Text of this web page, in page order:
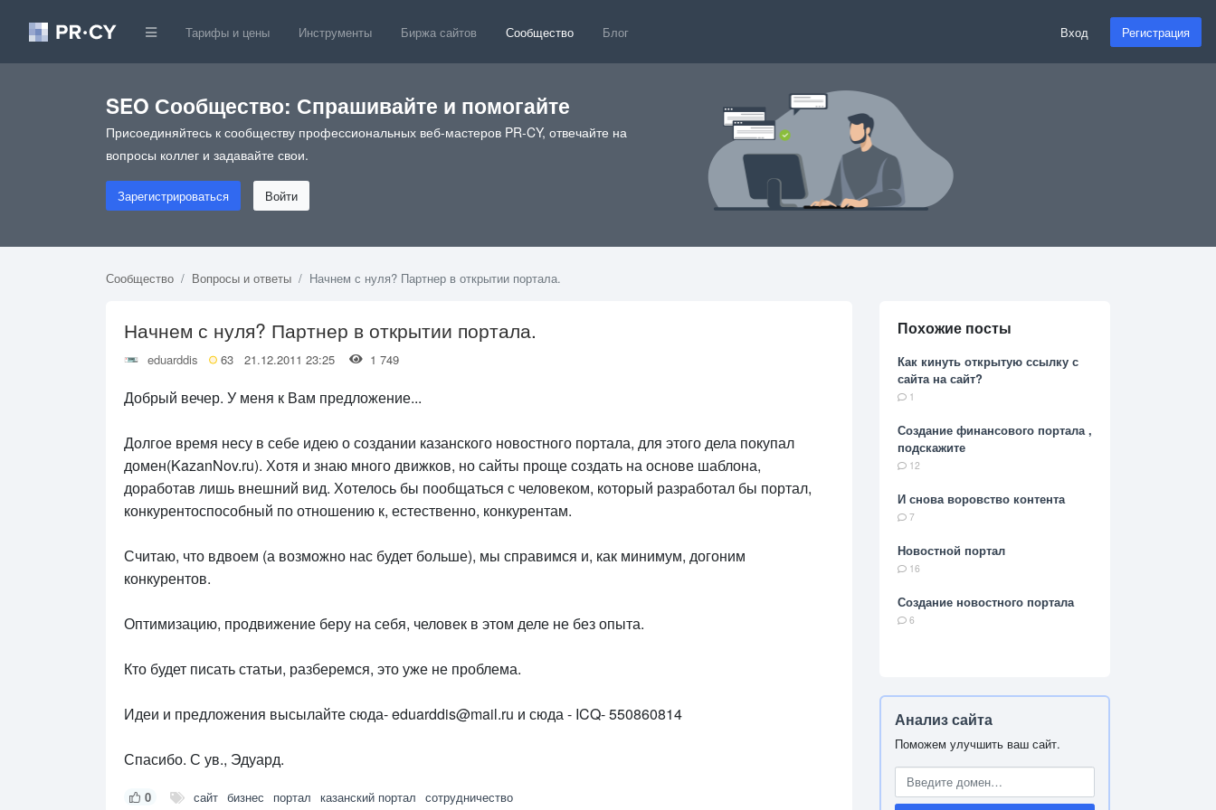
Тарифы и цены Инструменты Биржа сайтов Сообщество Блог Вход Регистрация
SEO Сообщество: Спрашивайте и помогайте
Присоединяйтесь к сообществу профессиональных веб-мастеров PR-CY, отвечайте на
вопросы коллег и задавайте свои.
Зарегистрироваться Войти
Сообщество Вопросы и ответы Начнем с нуля? Партнер в открытии портала.
Начнем с нуля? Партнер в открытии портала.
eduarddis 63 21.12.2011 23:25 1 749
Добрый вечер. У меня к Вам предложение...
Долгое время несу в себе идею о создании казанского новостного портала, для этого дела покупал
домен(KazanNov.ru). Хотя и знаю много движков, но сайты проще создать на основе шаблона,
доработав лишь внешний вид. Хотелось бы пообщаться с человеком, который разработал бы портал,
конкурентоспособный по отношению к, естественно, конкурентам.
Считаю, что вдвоем (а возможно нас будет больше), мы справимся и, как минимум, догоним
конкурентов.
Оптимизацию, продвижение беру на себя, человек в этом деле не без опыта.
Кто будет писать статьи, разберемся, это уже не проблема.
Идеи и предложения высылайте сюда- eduarddis@mail.ru и сюда - ICQ- 550860814
Спасибо. С ув., Эдуард.
0 сайт бизнес портал казанский портал сотрудничество
Похожие посты
Как кинуть открытую ссылку с
сайта на сайт?
1
Создание финансового портала ,
подскажите
12
И снова воровство контента
7
Новостной портал
16
Создание новостного портала
6
Анализ сайта
Поможем улучшить ваш сайт.